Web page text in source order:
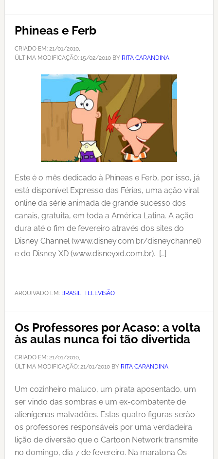
Phineas e Ferb
CRIADO EM: 21/01/2010,
ÚLTIMA MODIFICAÇÃO: 15/02/2010BY RITA CARANDINA
Este é o mês dedicado à Phineas e Ferb, por isso, já
está disponível Expresso das Férias, uma ação viral
online da série animada de grande sucesso dos
canais, gratuita, em toda a América Latina. A ação
dura até o fim de fevereiro através dos sites do
Disney Channel (www.disney.com.br/disneychannel)
e do Disney XD (www.disneyxd.com.br). […]
ARQUIVADO EM: BRASIL TELEVISÃO
Os Professores por Acaso: a volta
às aulas nunca foi tão divertida
CRIADO EM: 21/01/2010,
ÚLTIMA MODIFICAÇÃO: 21/01/2010BY RITA CARANDINA
Um cozinheiro maluco, um pirata aposentado, um
ser vindo das sombras e um ex-combatente de
alienígenas malvadões. Estas quatro figuras serão
os professores responsáveis por uma verdadeira
lição de diversão que o Cartoon Network transmite
no domingo, dia 7 de fevereiro. Na maratona Os